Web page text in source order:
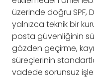
üzerinde doğru SPF,
yalnızca teknik bir
posta güvenliğinin
gözden geçirme,
süreçlerinin
vadede sorunsuz